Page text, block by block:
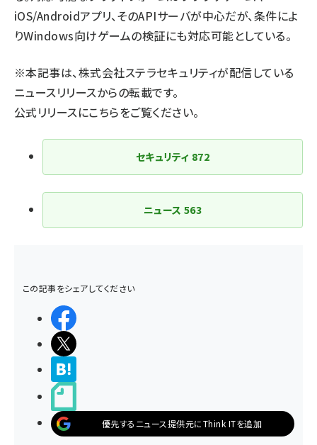
iOS/Androidアプリ、そのAPIサーバが中心だが、条件によ
りWindows向けゲームの検証にも対応可能としている。
※本記事は、株式会社ステラセキュリティが配信している
ニュースリリースからの転載です。
公式リリースにこちらをご覧ください。
セキュリティ 872
ニュース 563
この記事をシェアしてください
優先するニュース提供元にThink ITを追加